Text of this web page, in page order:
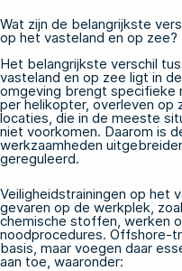
Wat zijn de belangrijkste
op het vasteland en op zee?
Het belangrijkste verschil
vasteland en op zee ligt in
omgeving brengt specifieke
per helikopter, overleven op
locaties, die in de meeste
niet voorkomen. Daarom is
werkzaamheden
gereguleerd.
Veiligheidstrainingen op het
gevaren op de werkplek,
chemische stoffen, werken
noodprocedures. Offshore-
basis, maar voegen daar
aan toe, waaronder: